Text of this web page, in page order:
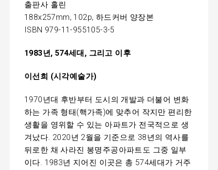
출판사 홀린
188x257mm, 102p, 하드커버 양장본
ISBN 979-11-955105-3-5
1983년, 574세대, 그리고 이후
이선희 (시각예술가)
1970년대 후반부터 도시의 개발과 더불어 변화
하는 가족 형태(핵가족)에 맞추어 작지만 편리한
생활을 영위할 수 있는 아파트가 전국적으로 생
겨났다. 2020년 2월을 기준으로 38년의 역사를
뒤로한 채 사라진 봉명주공아파트도 그중 일부
이다. 1983년 지어진 이곳은 총 574세대가 거주